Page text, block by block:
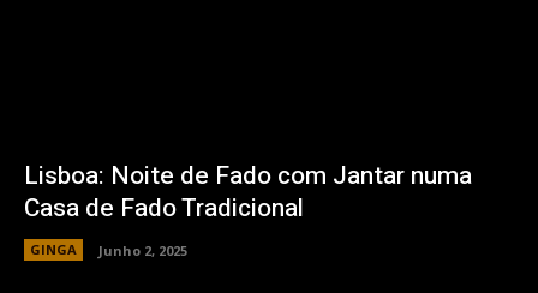
Lisboa: Noite de Fado com Jantar numa
Casa de Fado Tradicional
GINGA Junho 2, 2025